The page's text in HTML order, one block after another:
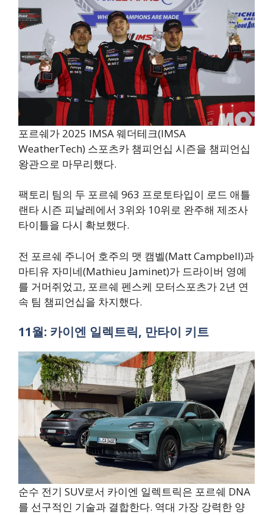
포르쉐가 2025 IMSA 웨더테크(IMSA
WeatherTech) 스포츠카 챔피언십 시즌을 챔피언십
왕관으로 마무리했다.
팩토리 팀의 두 포르쉐 963 프로토타입이 로드 애틀
랜타 시즌 피날레에서 3위와 10위로 완주해 제조사
타이틀을 다시 확보했다.
전 포르쉐 주니어 호주의 맷 캠벨(Matt Campbell)과
마티유 자미네(Mathieu Jaminet)가 드라이버 영예
를 거머쥐었고, 포르쉐 펜스케 모터스포츠가 2년 연
속 팀 챔피언십을 차지했다.
11월: 카이엔 일렉트릭, 만타이 키트
순수 전기 SUV로서 카이엔 일렉트릭은 포르쉐 DNA
를 선구적인 기술과 결합한다. 역대 가장 강력한 양